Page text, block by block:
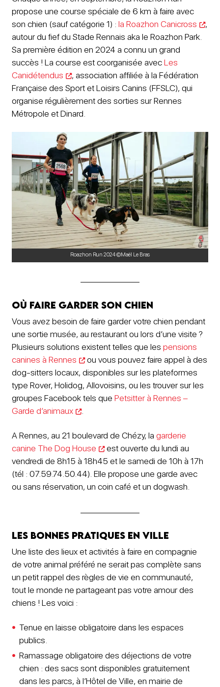
propose une course spéciale de 6 km à faire avec
son chien (sauf catégorie 1) : la Roazhon Canicross
,
autour du fief du Stade Rennais aka le Roazhon Park.
Sa première édition en 2024 a connu un grand
succès ! La course est coorganisée avecLes
Canidétendus
, association affiliée à la Fédération
Française des Sport et Loisirs Canins (FFSLC), qui
organise régulièrement des sorties sur Rennes
Métropole et Dinard.
Roazhon Run 2024 ©Maël Le Bras
Où faire garder son chien
Vous avez besoin de faire garder votre chien pendant
une sortie musée, au restaurant ou lors d’une visite ?
Plusieurs solutions existent telles que les pensions
canines à Rennes
ou vous pouvez faire appel à des
dog-sitters locaux, disponibles sur les plateformes
type Rover, Holidog, Allovoisins, ou les trouver sur les
groupes Facebook tels que Petsitter à Rennes –
Garde d’animaux
.
A Rennes, au 21 boulevard de Chézy, la garderie
canine The Dog House
est ouverte du lundi au
vendredi de 8h15 à 18h45 et le samedi de 10h à 17h
(tél : 07.59.74.50.44). Elle propose une garde avec
ou sans réservation, un coin café et un dogwash.
Les bonnes pratiques en ville
Une liste des lieux et activités à faire en compagnie
de votre animal préféré ne serait pas complète sans
un petit rappel des règles de vie en communauté,
tout le monde ne partageant pas votre amour des
chiens ! Les voici :
Tenue en laisse obligatoire dans les espaces
publics.
Ramassage obligatoire des déjections de votre
chien : des sacs sont disponibles gratuitement
dans les parcs, à l’Hôtel de Ville, en mairie de